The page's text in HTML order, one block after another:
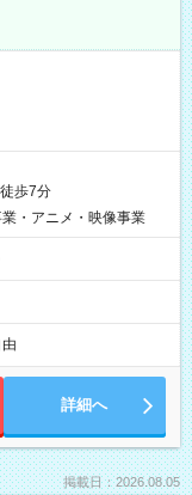
歩7分
・アニメ・映像事業
詳細へ
掲載日：2026.08.05